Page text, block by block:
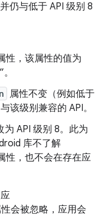
仍与低于 API 级别 8
性，该属性的值为
”。
属性不变（例如低于
该级别兼容的 API。
API 级别 8。此为
库不了解
性，也不会在存在应
会被忽略，应用会